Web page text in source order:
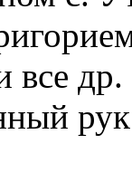
все
рук